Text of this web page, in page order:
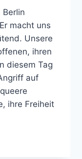
Berlin
macht uns
Unsere
ihren
diesem Tag
auf
ihre Freiheit